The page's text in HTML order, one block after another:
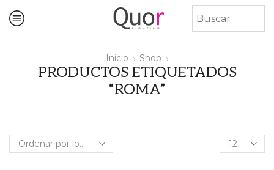
Inicio Shop
PRODUCTOS ETIQUETADOS
“ROMA”
Products
per